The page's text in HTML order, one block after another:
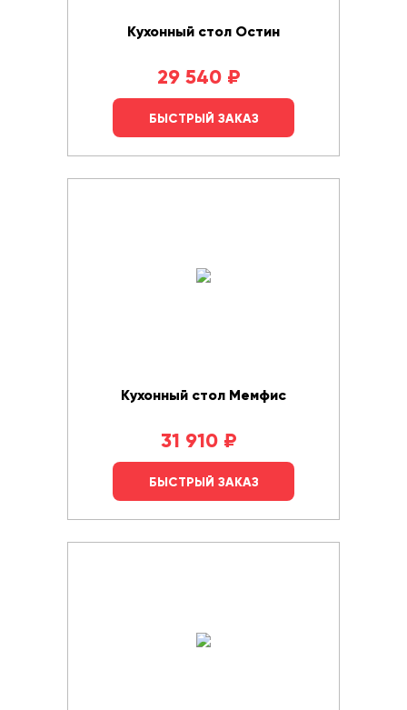
Кухонный стол Остин
29 540 ₽
БЫСТРЫЙ ЗАКАЗ
Кухонный стол Мемфис
31 910 ₽
БЫСТРЫЙ ЗАКАЗ